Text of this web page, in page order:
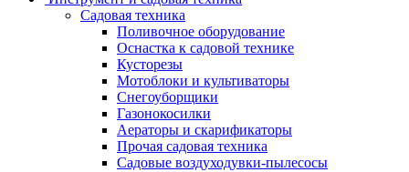
Садовая техника
Поливочное оборудование
Оснастка к садовой технике
Кусторезы
Мотоблоки и культиваторы
Снегоуборщики
Газонокосилки
Аераторы и скарификаторы
Прочая садовая техника
Садовые воздуходувки-пылесосы